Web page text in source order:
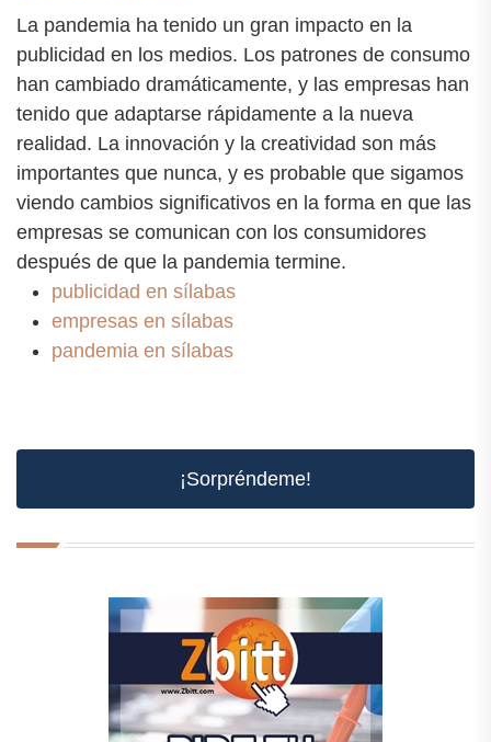
La pandemia ha tenido un gran impacto en la
publicidad en los medios. Los patrones de consumo
han cambiado dramáticamente, y las empresas han
tenido que adaptarse rápidamente a la nueva
realidad. La innovación y la creatividad son más
importantes que nunca, y es probable que sigamos
viendo cambios significativos en la forma en que las
empresas se comunican con los consumidores
después de que la pandemia termine.
publicidad en sílabas
empresas en sílabas
pandemia en sílabas
¡Sorpréndeme!